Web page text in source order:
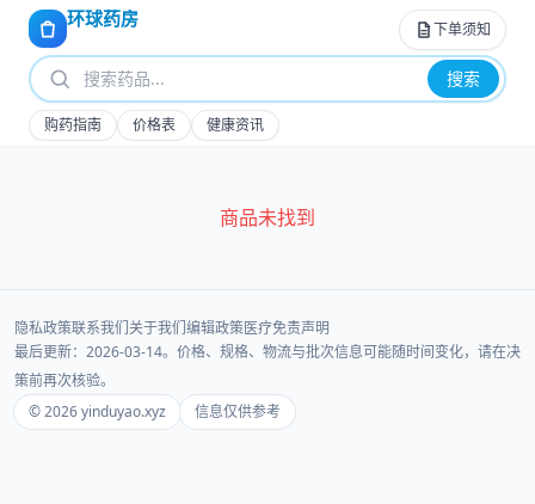
环球药房 下单须知
搜索
购药指南 价格表 健康资讯
商品未找到
隐私政策联系我们关于我们编辑政策医疗免责声明
最后更新：2026-03-14。价格、规格、物流与批次信息可能随时间变化，请在决
策前再次核验。
© 2026 yinduyao.xyz
信息仅供参考